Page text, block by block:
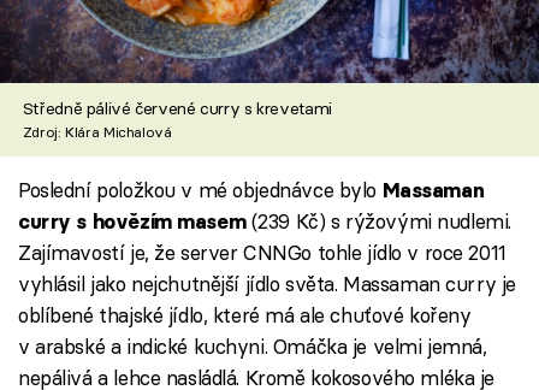
Středně pálivé červené curry s krevetami
Zdroj: Klára Michalová
Poslední položkou v mé objednávce bylo Massaman
curry s hovězím masem(239 Kč) s rýžovými nudlemi.
Zajímavostí je, že server CNNGo tohle jídlo v roce 2011
vyhlásil jako nejchutnější jídlo světa. Massaman curry je
oblíbené thajské jídlo, které má ale chuťové kořeny
v arabské a indické kuchyni. Omáčka je velmi jemná,
nepálivá a lehce nasládlá. Kromě kokosového mléka je